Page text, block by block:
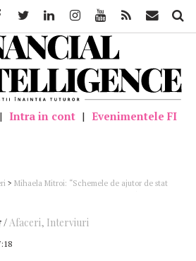
| Intra in cont | Evenimentele FI
> Mihaela Mitroi: “Schemele de ajutor de stat
Afaceri, Interviuri
Twitter LinkedinInstagramYoutube Feed Mail